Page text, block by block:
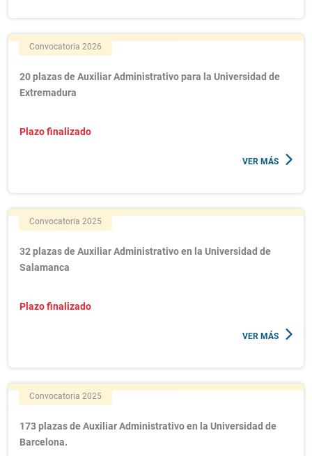
Convocatoria 2026
20 plazas de Auxiliar Administrativo para la Universidad de
Extremadura
Plazo finalizado
VER MÁS
Convocatoria 2025
32 plazas de Auxiliar Administrativo en la Universidad de
Salamanca
Plazo finalizado
VER MÁS
Convocatoria 2025
173 plazas de Auxiliar Administrativo en la Universidad de
Barcelona.